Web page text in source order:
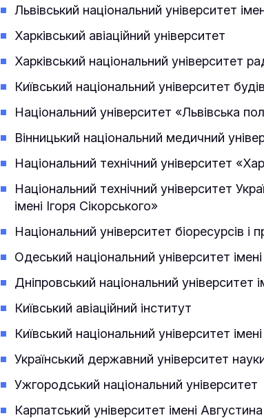
Львівський національний університет
Харківський авіаційний університет
Харківський національний університет
Київський національний університет
Національний університет «Львівська
Вінницький національний медичний
Національний технічний університет
Національний технічний університет
імені Ігоря Сікорського»
Національний університет біоресурсів і
Одеський національний університет
Дніпровський національний університет
Київський авіаційний інститут
Київський національний університет
Український державний університет
Ужгородський національний університет
Карпатський університет імені